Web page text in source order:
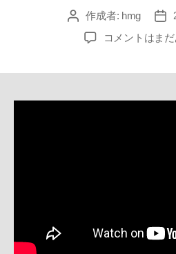
投
作成者: hmg
投
稿
日
[Free]
の
コメントはま